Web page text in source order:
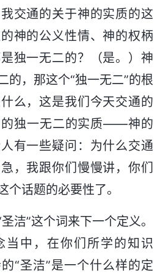
交通的关于神的实质的这
神的公义性情、神的权柄
独一无二的？（是。）神
的，那这个“独一无二”的根
么，这是我们今天交通的
的独一无二的实质——神的
有一些疑问：为什么交通
，我跟你们慢慢讲，你们
个话题的必要性了。
洁”这个词来下一个定义。
当中，在你们所学的知识
“圣洁”是一个什么样的定